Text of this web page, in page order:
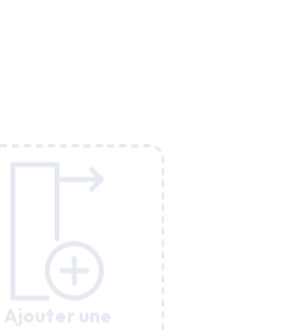
Ajouter une
Ajouter une
Ajouter une
Ajouter une
Ajouter une